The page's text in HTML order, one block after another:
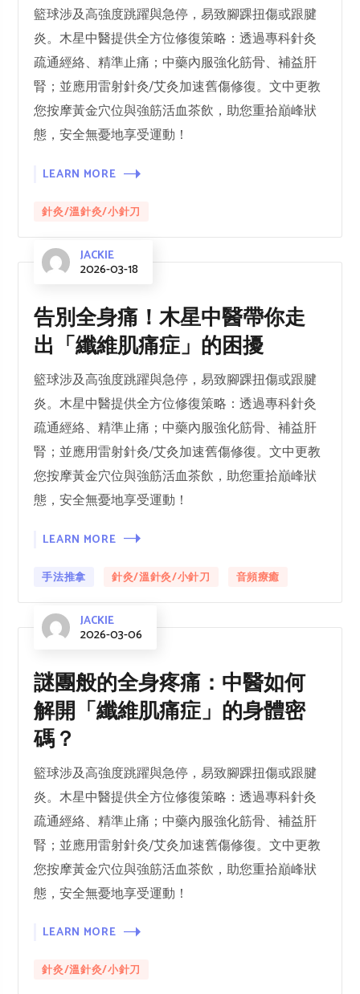
籃球涉及高強度跳躍與急停，易致腳踝扭傷或跟腱
炎。木星中醫提供全方位修復策略：透過專科針灸
疏通經絡、精準止痛；中藥內服強化筋骨、補益肝
腎；並應用雷射針灸/艾灸加速舊傷修復。文中更教
您按摩黃金穴位與強筋活血茶飲，助您重拾巔峰狀
態，安全無憂地享受運動！
LEARN MORE
針灸/溫針灸/小針刀
JACKIE
2026-03-18
告別全身痛！木星中醫帶你走
出「纖維肌痛症」的困擾
籃球涉及高強度跳躍與急停，易致腳踝扭傷或跟腱
炎。木星中醫提供全方位修復策略：透過專科針灸
疏通經絡、精準止痛；中藥內服強化筋骨、補益肝
腎；並應用雷射針灸/艾灸加速舊傷修復。文中更教
您按摩黃金穴位與強筋活血茶飲，助您重拾巔峰狀
態，安全無憂地享受運動！
LEARN MORE
手法推拿 針灸/溫針灸/小針刀 ⾳頻療癒
JACKIE
2026-03-06
謎團般的全身疼痛：中醫如何
解開「纖維肌痛症」的身體密
碼？
籃球涉及高強度跳躍與急停，易致腳踝扭傷或跟腱
炎。木星中醫提供全方位修復策略：透過專科針灸
疏通經絡、精準止痛；中藥內服強化筋骨、補益肝
腎；並應用雷射針灸/艾灸加速舊傷修復。文中更教
您按摩黃金穴位與強筋活血茶飲，助您重拾巔峰狀
態，安全無憂地享受運動！
LEARN MORE
針灸/溫針灸/小針刀